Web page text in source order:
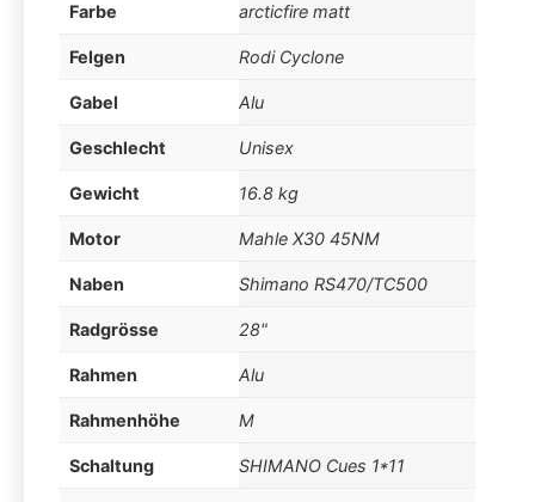
Farbe arcticfire matt
Felgen Rodi Cyclone
Gabel Alu
Geschlecht Unisex
Gewicht 16.8 kg
Motor Mahle X30 45NM
Naben Shimano RS470/TC500
Radgrösse 28"
Rahmen Alu
Rahmenhöhe M
Schaltung SHIMANO Cues 1*11